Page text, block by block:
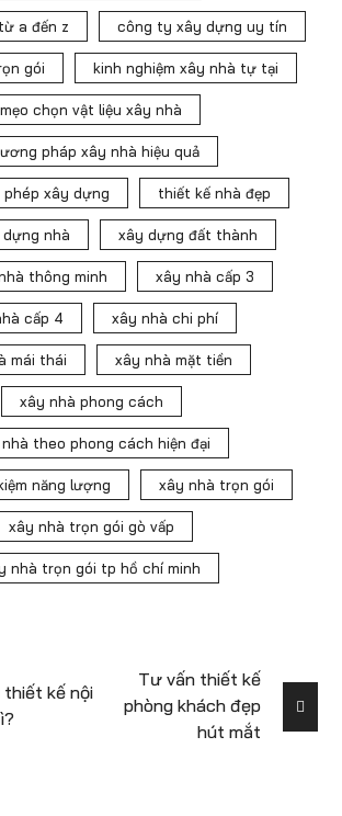
a đến z công ty xây dựng uy tín
gói kinh nghiệm xây nhà tự tại
mẹo chọn vật liệu xây nhà
pháp xây nhà hiệu quả
xây dựng thiết kế nhà đẹp
nhà xây dựng đất thành
thông minh xây nhà cấp 3
cấp 4 xây nhà chi phí
mái thái xây nhà mặt tiền
xây nhà phong cách
theo phong cách hiện đại
năng lượng xây nhà trọn gói
xây nhà trọn gói gò vấp
nhà trọn gói tp hồ chí minh
thiết kế nội
Tư vấn thiết kế
phòng khách đẹp
hút mắt